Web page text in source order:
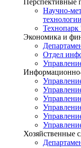
Научно-
Экономика и
Отдел
Информационно-
Хозяйственные